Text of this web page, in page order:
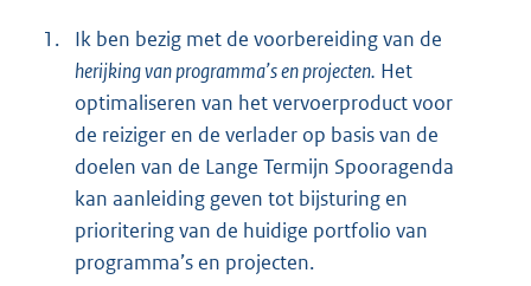
1.
Ik ben bezig met de voorbereiding van de
herijking van programma’s en projecten. Het
optimaliseren van het vervoerproduct voor
de reiziger en de verlader op basis van de
doelen van de Lange Termijn Spooragenda
kan aanleiding geven tot bijsturing en
prioritering van de huidige portfolio van
programma’s en projecten.